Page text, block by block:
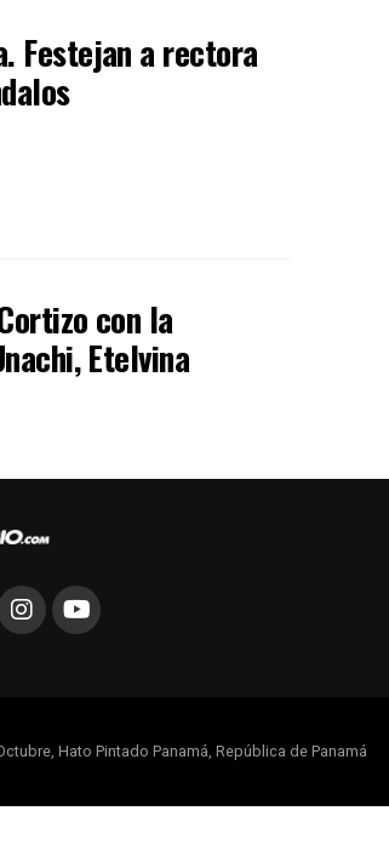
Festejan a rectora
con la
Etelvina
Hato Pintado Panamá, República de Panamá